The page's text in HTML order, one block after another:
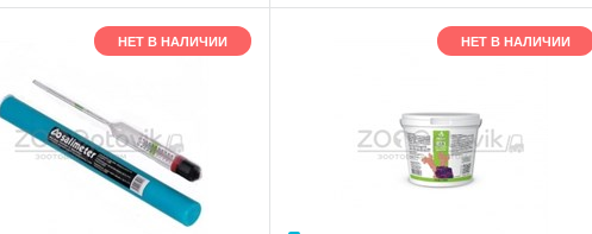
НЕТ В НАЛИЧИИ НЕТ В НАЛИЧИИ